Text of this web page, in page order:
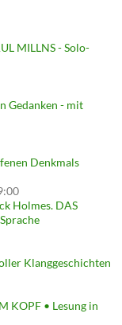
MILLNS - Solo-
Gedanken - mit
Denkmals
Holmes. DAS
Klanggeschichten
KOPF • Lesung in